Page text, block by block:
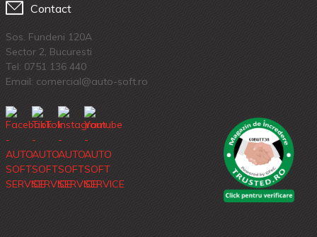
Contact
Sos. Fundeni 120A
Sector 2, Bucuresti
Tel: 0751 136 440
Email: comercial@auto-soft.ro